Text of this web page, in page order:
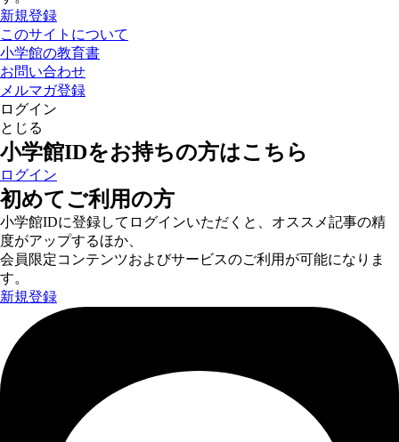
新規登録
このサイトについて
小学館の教育書
お問い合わせ
メルマガ登録
ログイン
とじる
小学館IDをお持ちの方はこちら
ログイン
初めてご利用の方
小学館IDに登録してログインいただくと、オススメ記事の精
度がアップするほか、
会員限定コンテンツおよびサービスのご利用が可能になりま
す。
新規登録